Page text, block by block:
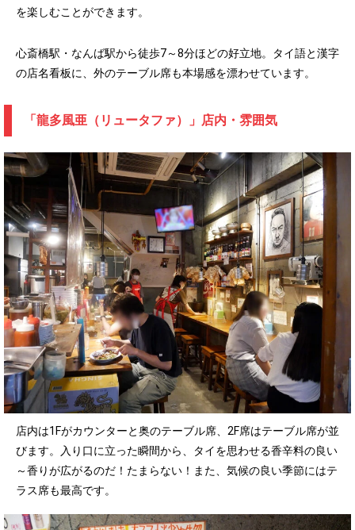
を楽しむことができます。
心斎橋駅・なんば駅から徒歩7～8分ほどの好立地。タイ語と漢字
の店名看板に、外のテーブル席も本場感を漂わせています。
「龍多風亜（リュータファ）」店内・雰囲気
店内は1Fがカウンターと奥のテーブル席、2F席はテーブル席が並
びます。入り口に立った瞬間から、タイを思わせる香辛料の良い
～香りが広がるのだ！たまらない！また、気候の良い季節にはテ
ラス席も最高です。